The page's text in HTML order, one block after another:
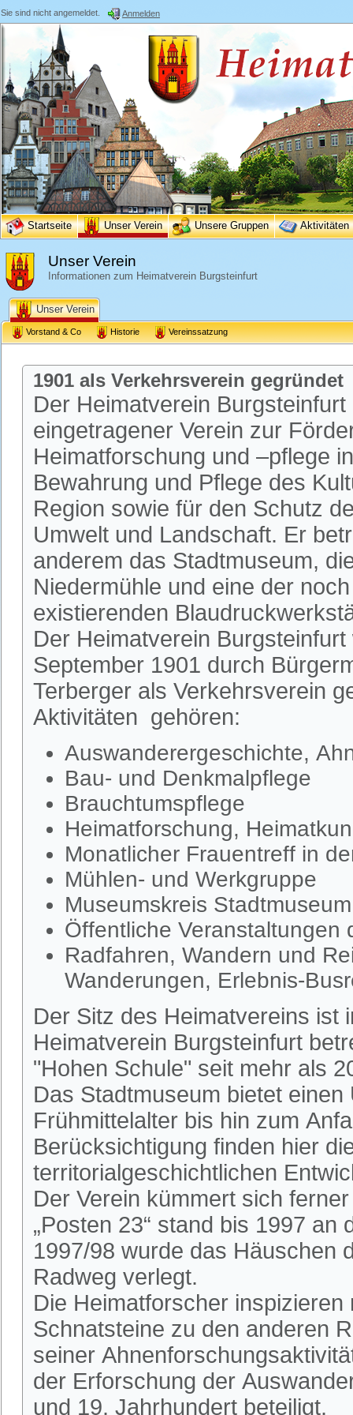
Sie sind nicht angemeldet. Anmelden
Startseite Unser Verein Unsere Gruppen Aktivitäten
Unser Verein
Informationen zum Heimatverein Burgsteinfurt
Unser Verein
Vorstand & Co Historie Vereinssatzung
1901 als Verkehrsverein gegründet
Der Heimatverein Burgsteinfurt
eingetragener Verein zur
Heimatforschung und –pflege
Bewahrung und Pflege des
Region sowie für den Schutz
Umwelt und Landschaft. Er
anderem das Stadtmuseum,
Niedermühle und eine der
existierenden
Der Heimatverein
September 1901 durch
Terberger als Verkehrsverein
Aktivitäten gehören:
Auswanderergeschichte,
Bau- und Denkmalpflege
Brauchtumspflege
Heimatforschung,
Monatlicher Frauentreff in
Mühlen- und Werkgruppe
Museumskreis
Öffentliche Veranstaltungen
Radfahren, Wandern und
Wanderungen, Erlebnis-
Der Sitz des Heimatvereins ist
Heimatverein Burgsteinfurt
"Hohen Schule" seit mehr als
Das Stadtmuseum bietet
Frühmittelalter bis hin zum
Berücksichtigung finden hier
territorialgeschichtlichen
Der Verein kümmert sich
„Posten 23“ stand bis 1997
1997/98 wurde das Häuschen
Radweg verlegt.
Die Heimatforscher
Schnatsteine zu den anderen
seiner
der Erforschung der
und 19. Jahrhundert beteiligt.